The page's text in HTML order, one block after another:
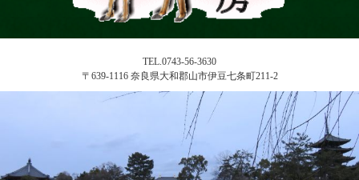
TEL.0743-56-3630
〒639-1116 奈良県大和郡山市伊豆七条町211-2